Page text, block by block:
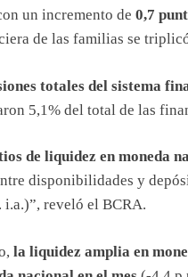
un incremento de 0,7
de las familias se
totales del sistema
5,1% del total de las
de liquidez en moneda
disponibilidades y
i.a.)”, reveló el BCRA.
la liquidez amplia en